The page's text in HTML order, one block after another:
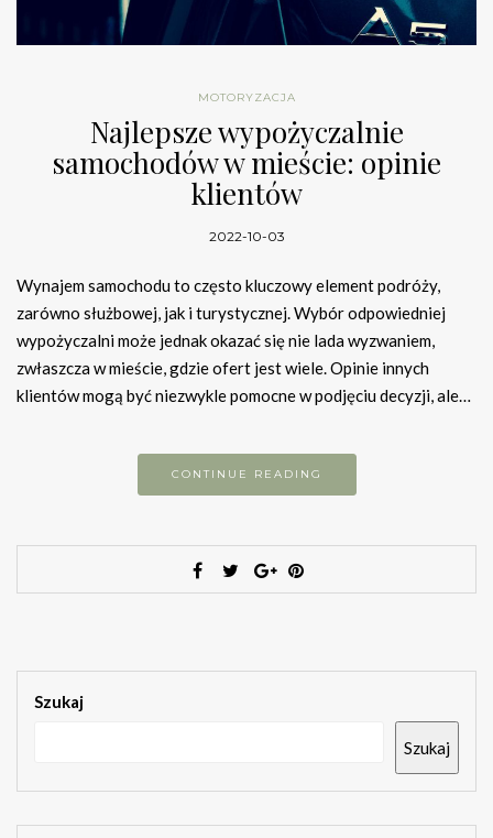
MOTORYZACJA
Najlepsze wypożyczalnie
samochodów w mieście: opinie
klientów
2022-10-03
Wynajem samochodu to często kluczowy element podróży,
zarówno służbowej, jak i turystycznej. Wybór odpowiedniej
wypożyczalni może jednak okazać się nie lada wyzwaniem,
zwłaszcza w mieście, gdzie ofert jest wiele. Opinie innych
klientów mogą być niezwykle pomocne w podjęciu decyzji, ale…
CONTINUE READING
Szukaj
Szukaj